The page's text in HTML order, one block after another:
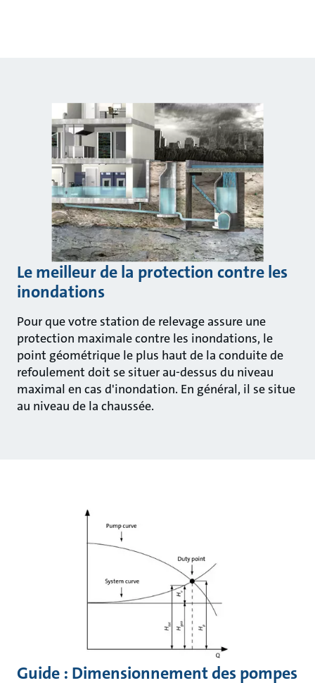
Le meilleur de la protection contre les
inondations
Pour que votre station de relevage assure une
protection maximale contre les inondations, le
point géométrique le plus haut de la conduite de
refoulement doit se situer au-dessus du niveau
maximal en cas d'inondation. En général, il se situe
au niveau de la chaussée.
Guide : Dimensionnement des pompes